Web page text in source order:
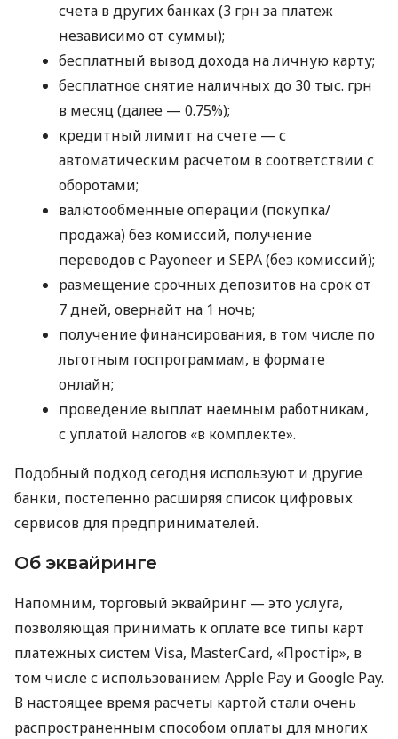
счета в других банках (3 грн за платеж
независимо от суммы);
бесплатный вывод дохода на личную карту;
бесплатное снятие наличных до 30 тыс. грн
в месяц (далее — 0.75%);
кредитный лимит на счете — с
автоматическим расчетом в соответствии с
оборотами;
валютообменные операции (покупка/
продажа) без комиссий, получение
переводов с Payoneer и SEPA (без комиссий);
размещение срочных депозитов на срок от
7 дней, овернайт на 1 ночь;
получение финансирования, в том числе по
льготным госпрограммам, в формате
онлайн;
проведение выплат наемным работникам,
с уплатой налогов «в комплекте».
Подобный подход сегодня используют и другие
банки, постепенно расширяя список цифровых
сервисов для предпринимателей.
Об эквайринге
Напомним, торговый эквайринг — это услуга,
позволяющая принимать к оплате все типы карт
платежных систем Visa, MasterCard, «Простір», в
том числе с использованием Apple Pay и Google Pay.
В настоящее время расчеты картой стали очень
распространенным способом оплаты для многих